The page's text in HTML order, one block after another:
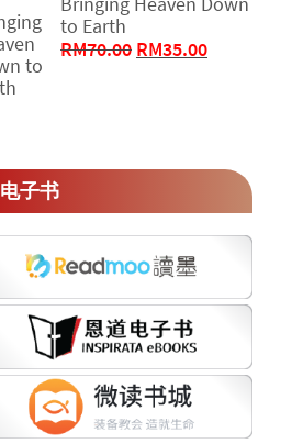
RM46.00。
格
为：
to Earth
RM70.00 原
RM35.00当
RM35.00。
电子书